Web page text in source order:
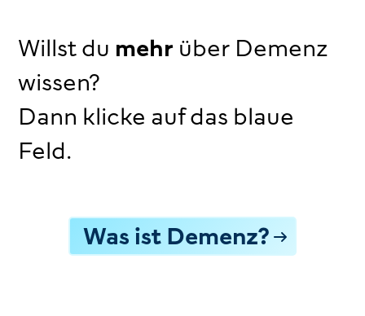
Willst du mehr über Demenz
wissen?
Dann klicke auf das blaue
Feld.
Was ist Demenz?